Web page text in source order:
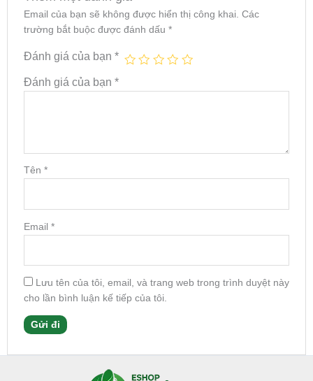
Email của bạn sẽ không được hiển thị công khai. Các
trường bắt buộc được đánh dấu *
Đánh giá của bạn *
Đánh giá của bạn *
Tên *
Email *
Lưu tên của tôi, email, và trang web trong trình duyệt này
cho lần bình luận kế tiếp của tôi.